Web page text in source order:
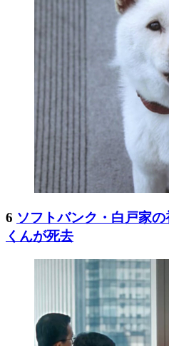
6 ソフトバンク・白戸家
くんが死去